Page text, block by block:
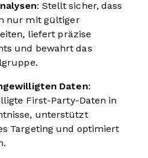
: Stellt sicher, dass
nur mit gültiger
liefert präzise
und bewahrt das
Daten:
First-Party-Daten in
unterstützt
Targeting und optimiert